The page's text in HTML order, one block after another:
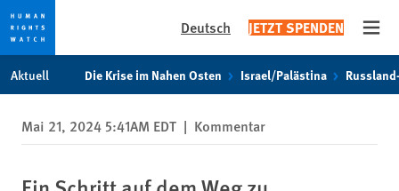
Skip
to
privacy
notice
Skip
to
content
Deutsch JETZT SPENDEN
Aktuell Die Krise im Nahen Osten Israel/Palästina
Mai 21, 2024 5:41AM EDT | Kommentar